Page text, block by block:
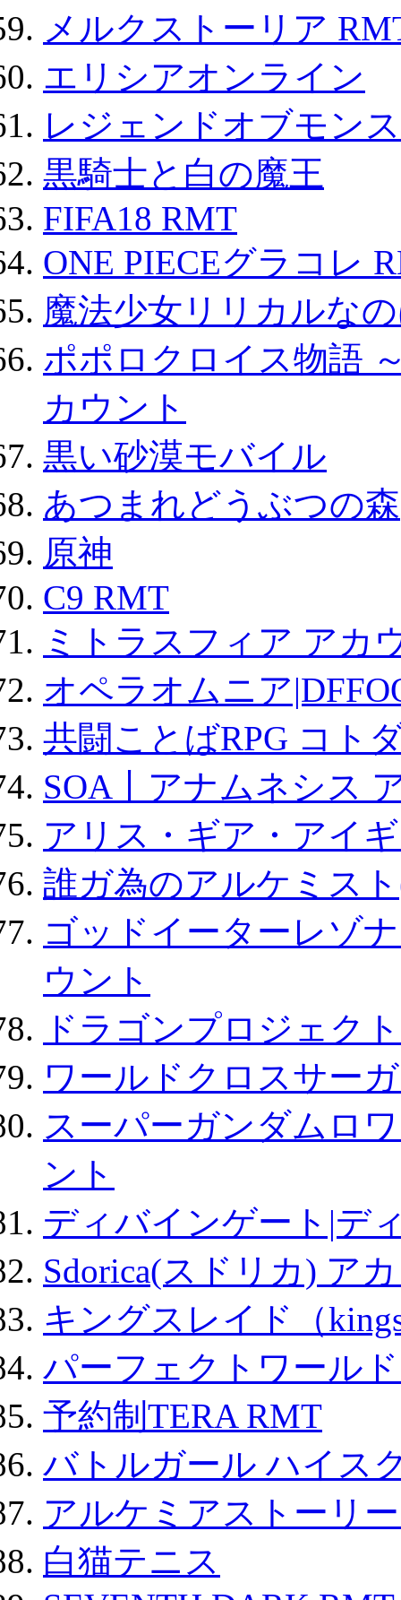
メルクストーリア
エリシアオンライン
レジェンドオブモン
黒騎士と白の魔王
FIFA18 RMT
ONE PIECEグラコレ
魔法少女リリカルな
ポポロクロイス物語
カウント
黒い砂漠モバイル
あつまれどうぶつの森
原神
C9 RMT
ミトラスフィア アカ
オペラオムニア
共闘ことばRPG コト
SOA丨アナムネシス
アリス・ギア・アイ
誰ガ為のアルケミス
ゴッドイーターレゾ
ウント
ドラゴンプロジェク
ワールドクロスサー
スーパーガンダムロ
ント
ディバインゲート|デ
Sdorica(スドリカ) ア
キングスレイド（
パーフェクトワール
予約制TERA RMT
バトルガール ハイス
アルケミアストーリ
白猫テニス